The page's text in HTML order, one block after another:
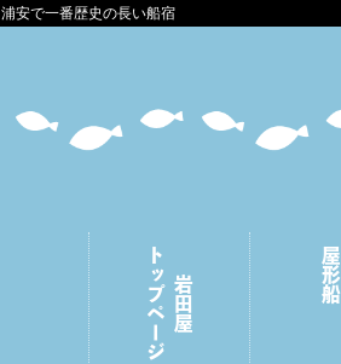
浦安で一番歴史の長い船宿
岩田屋
トップページ 屋形船